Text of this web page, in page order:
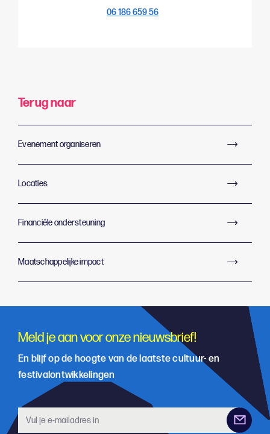
06 186 659 56
Terug naar
Evenement organiseren
Locaties
Financiële ondersteuning
Maatschappelijke impact
Meld je aan voor onze nieuwsbrief!
En blijf op de hoogte van de laatste cultuur- en
festivalontwikkelingen